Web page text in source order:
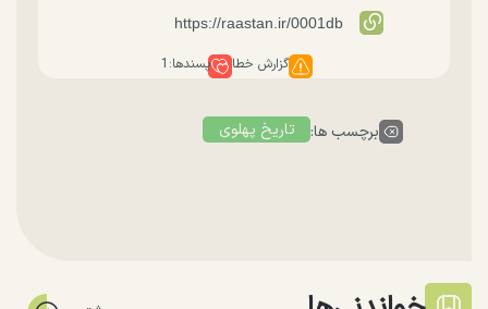
گزارش خطا پسندها: 1
برچسب ها: تاریخ پهلوی